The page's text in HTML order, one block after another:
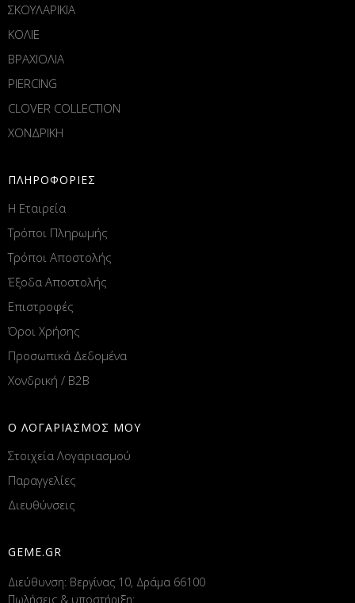
ΣΚΟΥΛΑΡΙΚΙΑ
ΚΟΛΙΕ
ΒΡΑΧΙΟΛΙΑ
PIERCING
CLOVER COLLECTION
ΧΟΝΔΡΙΚΗ
ΠΛΗΡΟΦΟΡΙΕΣ
Η Εταιρεία
Τρόποι Πληρωμής
Τρόποι Αποστολής
Έξοδα Αποστολής
Επιστροφές
Όροι Χρήσης
Προσωπικά Δεδομένα
Χονδρική / B2B
Ο ΛΟΓΑΡΙΑΣΜΟΣ ΜΟΥ
Στοιχεία Λογαριασμού
Παραγγελίες
Διευθύνσεις
GEME.GR
Διεύθυνση: Βεργίνας 10, Δράμα 66100
Πωλήσεις & υποστήριξη: